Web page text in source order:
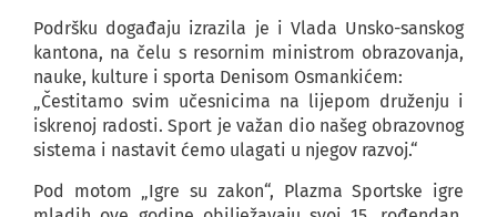
Podršku događaju izrazila je i Vlada Unsko-sanskog
kantona, na čelu s resornim ministrom obrazovanja,
nauke, kulture i sporta Denisom Osmankićem:
„Čestitamo svim učesnicima na lijepom druženju i
iskrenoj radosti. Sport je važan dio našeg obrazovnog
sistema i nastavit ćemo ulagati u njegov razvoj.“
Pod motom „Igre su zakon“, Plazma Sportske igre